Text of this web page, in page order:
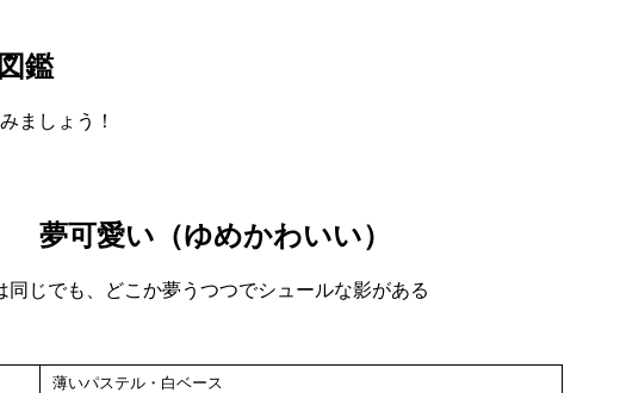
鑑
ましょう！
夢可愛い（ゆめかわいい）
同じでも、どこか夢うつつでシュールな影がある
薄いパステル・白ベース